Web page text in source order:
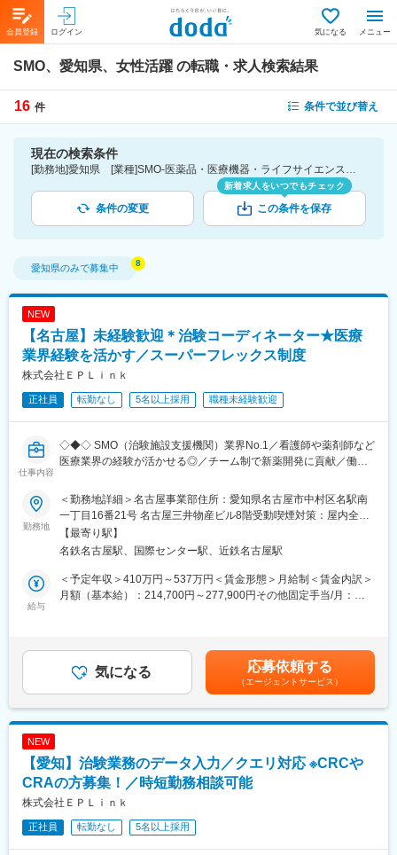
会員登録 ログイン 気になる メニュー
SMO、愛知県、女性活躍 の転職・求人検索結果
16 件 条件で並び替え
現在の検索条件
[勤務地]愛知県 [業種]SMO-医薬品・医療機器・ライフサイエンス・医療系サービス [詳細条件](会社・職場の環境)女性活躍
条件の変更
新着求人をいつでもチェック
この条件を保存
愛知県のみで募集中
NEW
【名古屋】未経験歓迎＊治験コーディネーター★医療
業界経験を活かす／スーパーフレックス制度
株式会社ＥＰＬｉｎｋ
正社員 転勤なし 5名以上採用 職種未経験歓迎
仕事内容
◇◆◇ SMO（治験施設支援機関）業界No.1／看護師や薬剤師など
医療業界の経験が活かせる◎／チーム制で新薬開発に貢献／働き
【CRC=治験コーディネーターとは？】
病院・クリニックを訪問して、患者様や医師や院内スタッフ、さ
らに製薬企業との連絡・調整役を担います。また、治験を受けて
いただく患者様の相談相手となり、じっくり向き合う仕事です。
【CRCのやりがい】
接聞けることもあります。患者様や医療機関から「ありがとう」
と感謝の言葉をいただけたときの喜びは、ひとしおです。
事務局に共有
・来院された患者様の診察や検査に同席し、治験が手順通りに行
われているか、患者様の状態変化が無いかを確認します。
・患者様の報告書作成
勤務地
＜勤務地詳細＞名古屋事業部住所：愛知県名古屋市中村区名駅南
一丁目16番21号 名古屋三井物産ビル8階受動喫煙対策：屋内全面
禁煙変更の範囲：会社の定める事業所
【最寄り駅】
名鉄名古屋駅、国際センター駅、近鉄名古屋駅
給与
＜予定年収＞410万円～537万円＜賃金形態＞月給制＜賃金内訳＞
月額（基本給）：214,700円～277,900円その他固定手当/月：
CRC手当・休日連絡対応手当■賞与：年2回（6月、12月）／昇
給：年1回（10月）※業績に応じ、決算賞与（秋季賞与）支給の場
合あり（10月）■時間外・休日出勤手当等の割増賃金は別途支給
賃金はあくまでも目安の金額であり、選考を通じて上下する可能
性があります。月給(月額)は固定手当を含めた表記です。
気になる 応募依頼する
（エージェントサービス）
NEW
【愛知】治験業務のデータ入力／クエリ対応 ※CRCや
CRAの方募集！／時短勤務相談可能
株式会社ＥＰＬｉｎｋ
正社員 転勤なし 5名以上採用